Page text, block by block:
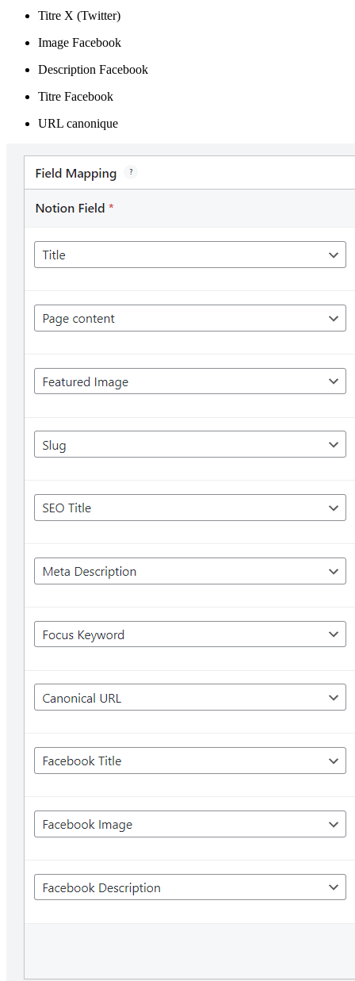
Titre X (Twitter)
Image Facebook
Description Facebook
Titre Facebook
URL canonique